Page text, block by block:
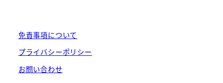
免責事項について
プライバシーポリシー
お問い合わせ